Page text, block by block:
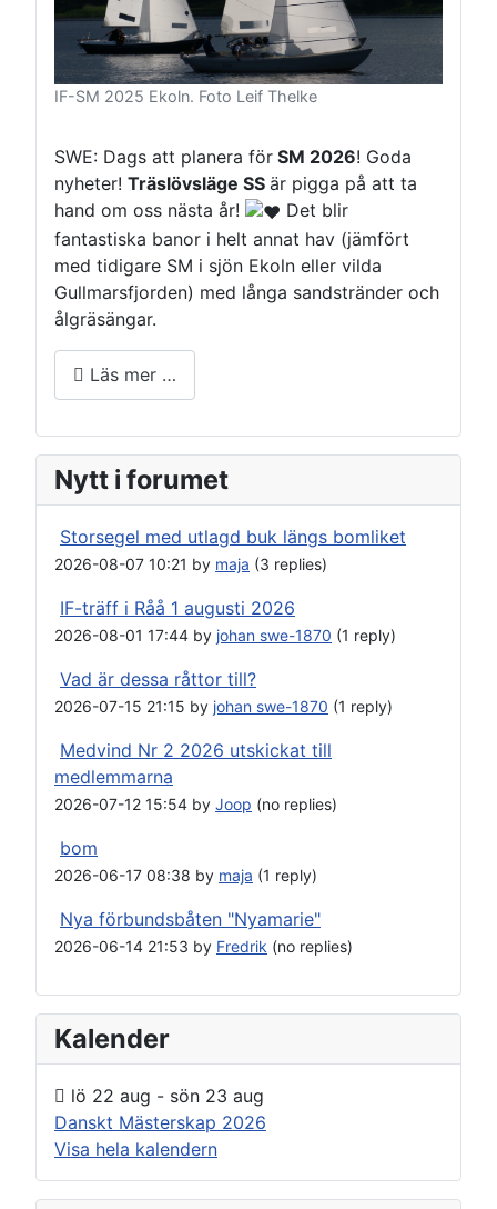
IF-SM 2025 Ekoln. Foto Leif Thelke
SWE: Dags att planera för SM 2026! Goda
nyheter! Träslövsläge SS är pigga på att ta
hand om oss nästa år!
Det blir
fantastiska banor i helt annat hav (jämfört
med tidigare SM i sjön Ekoln eller vilda
Gullmarsfjorden) med långa sandstränder och
ålgräsängar.
Läs mer …
Nytt i forumet
Storsegel med utlagd buk längs bomliket
2026-08-07 10:21 by maja (3 replies)
IF-träff i Råå 1 augusti 2026
2026-08-01 17:44 by johan swe-1870 (1 reply)
Vad är dessa råttor till?
2026-07-15 21:15 by johan swe-1870 (1 reply)
Medvind Nr 2 2026 utskickat till
medlemmarna
2026-07-12 15:54 by Joop (no replies)
bom
2026-06-17 08:38 by maja (1 reply)
Nya förbundsbåten "Nyamarie"
2026-06-14 21:53 by Fredrik (no replies)
Kalender
lö 22 aug - sön 23 aug
Danskt Mästerskap 2026
Visa hela kalendern